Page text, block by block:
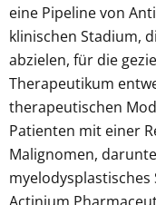
eine Pipeline von
klinischen Stadium,
abzielen, für die
Therapeutikum
therapeutischen
Patienten mit einer
Malignomen,